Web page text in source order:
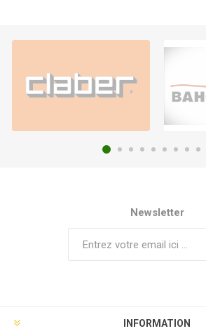
Newsletter
INFORMATION